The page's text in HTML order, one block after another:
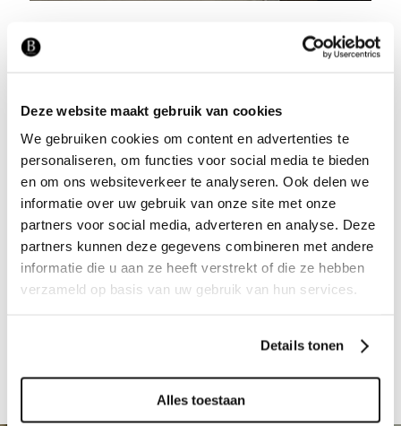
Deze website maakt gebruik van cookies
We gebruiken cookies om content en advertenties te
personaliseren, om functies voor social media te bieden
en om ons websiteverkeer te analyseren. Ook delen we
informatie over uw gebruik van onze site met onze
partners voor social media, adverteren en analyse. Deze
partners kunnen deze gegevens combineren met andere
informatie die u aan ze heeft verstrekt of die ze hebben
verzameld op basis van uw gebruik van hun services.
Details tonen
Alles toestaan